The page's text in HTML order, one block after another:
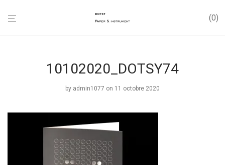
0
10102020_DOTSY74
by admin1077 on 11 octobre 2020